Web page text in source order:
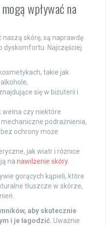
wpływać na
skórę, są naprawdę
dyskomfortu. Najczęściej
takie jak
się w biżuterii i
czy niektóre
podrażnienia,
ochrony może
jak wiatr i różnice
na nawilżenie skóry.
gorących kąpieli, które
tłuszcze w skórze,
aby skutecznie
i je łagodzić. Uważnie